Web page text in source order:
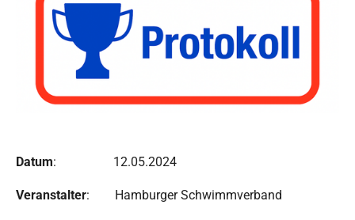
Datum: 12.05.2024
Veranstalter: Hamburger Schwimmverband